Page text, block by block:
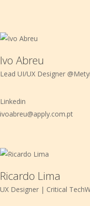
Ivo Abreu
Lead UI/UX Designer
Linkedin
ivoabreu@apply.com.pt
Ricardo Lima
UX Designer | Critical